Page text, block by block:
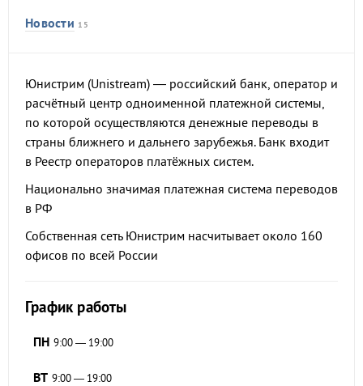
Новости 15
Юнистрим (Unistream) — российский банк, оператор и
расчётный центр одноименной платежной системы,
по которой осуществляются денежные переводы в
страны ближнего и дальнего зарубежья. Банк входит
в Реестр операторов платёжных систем.
Национально значимая платежная система переводов
в РФ
Собственная сеть Юнистрим насчитывает около 160
офисов по всей России
График работы
ПН 9:00 — 19:00
ВТ 9:00 — 19:00